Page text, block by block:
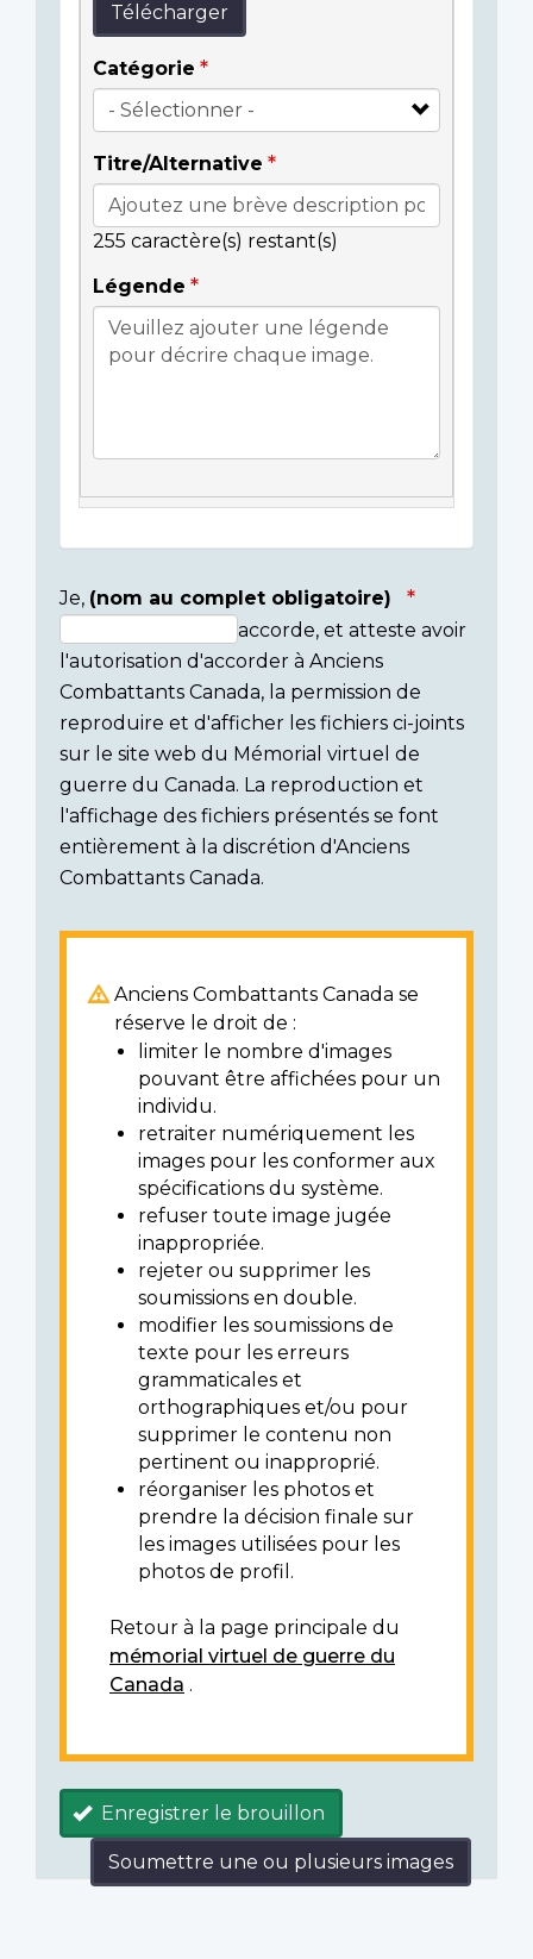
Télécharger
Catégorie
Titre/Alternative
255 caractère(s) restant(s)
Légende
Consent
section
Je, (nom au complet obligatoire)
accorde, et atteste avoir
l'autorisation d'accorder à Anciens
Combattants Canada, la permission de
reproduire et d'afficher les fichiers ci-joints
sur le site web du Mémorial virtuel de
guerre du Canada. La reproduction et
l'affichage des fichiers présentés se font
entièrement à la discrétion d'Anciens
Combattants Canada.
Anciens Combattants Canada se
réserve le droit de :
limiter le nombre d'images
pouvant être affichées pour un
individu.
retraiter numériquement les
images pour les conformer aux
spécifications du système.
refuser toute image jugée
inappropriée.
rejeter ou supprimer les
soumissions en double.
modifier les soumissions de
texte pour les erreurs
grammaticales et
orthographiques et/ou pour
supprimer le contenu non
pertinent ou inapproprié.
réorganiser les photos et
prendre la décision finale sur
les images utilisées pour les
photos de profil.
Retour à la page principale du
mémorial virtuel de guerre du
Canada .
Enregistrer le brouillon
Soumettre une ou plusieurs images